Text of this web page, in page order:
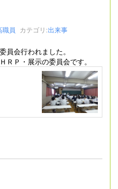
職員 カテゴリ:出来事
員会行われました。
ＲＰ・展示の委員会です。